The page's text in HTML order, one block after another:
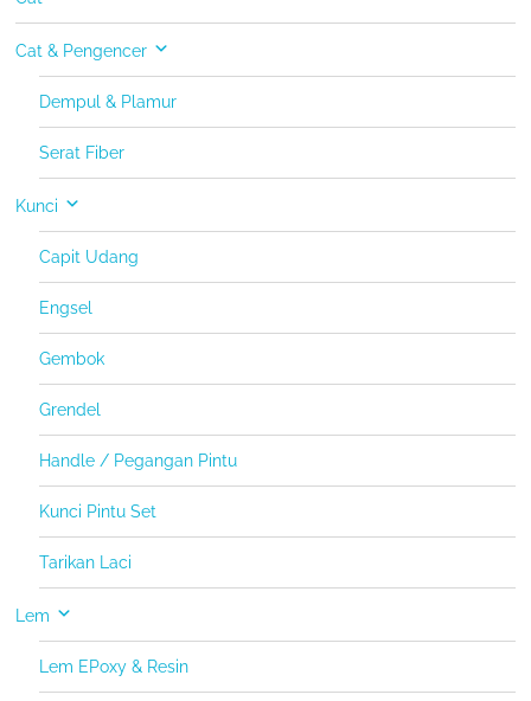
Cat & Pengencer
Dempul & Plamur
Serat Fiber
Kunci
Capit Udang
Engsel
Gembok
Grendel
Handle / Pegangan Pintu
Kunci Pintu Set
Tarikan Laci
Lem
Lem EPoxy & Resin